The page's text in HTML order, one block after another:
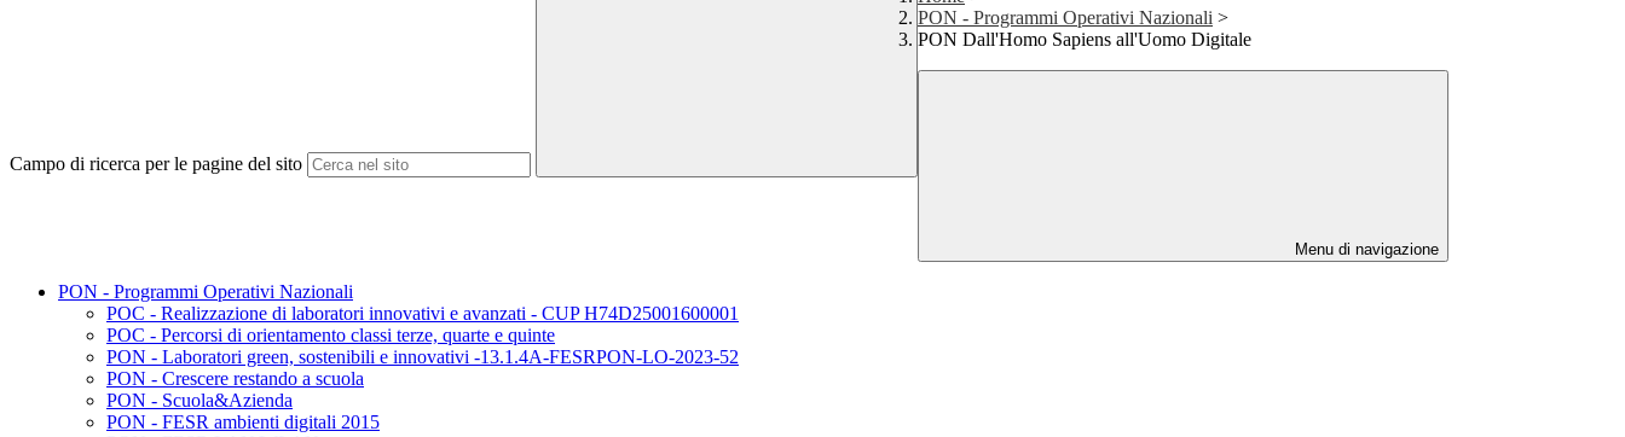
Campo di ricerca per le pagine del sito
PON - Programmi Operativi Nazionali >
PON Dall'Homo Sapiens all'Uomo Digitale
Menu di navigazione
PON - Programmi Operativi Nazionali
POC - Realizzazione di laboratori innovativi e avanzati - CUP H74D25001600001
POC - Percorsi di orientamento classi terze, quarte e quinte
PON - Laboratori green, sostenibili e innovativi -13.1.4A-FESRPON-LO-2023-52
PON - Crescere restando a scuola
PON - Scuola&Azienda
PON - FESR ambienti digitali 2015